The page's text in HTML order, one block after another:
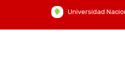
Universidad